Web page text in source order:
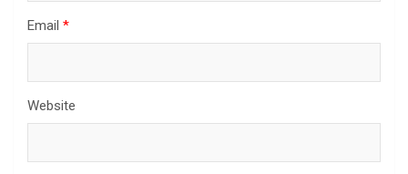
Email *
Website